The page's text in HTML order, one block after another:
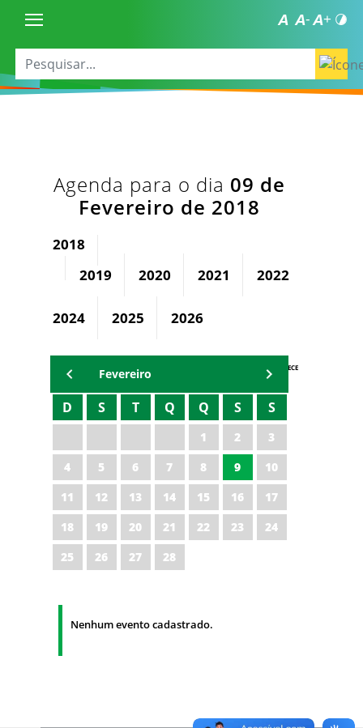
Agenda para o dia 09 de
Fevereiro de 2018
2018
2019
2020 2021 2022
2024 2025 2026
AGENDA IPECE
Fevereiro
D S T Q Q S S
1 2
3
4
5 6 7 8 9
10
11
12 13 14 15 16
17
18
19 20 21 22 23
24
25
26 27 28
Nenhum evento cadastrado.